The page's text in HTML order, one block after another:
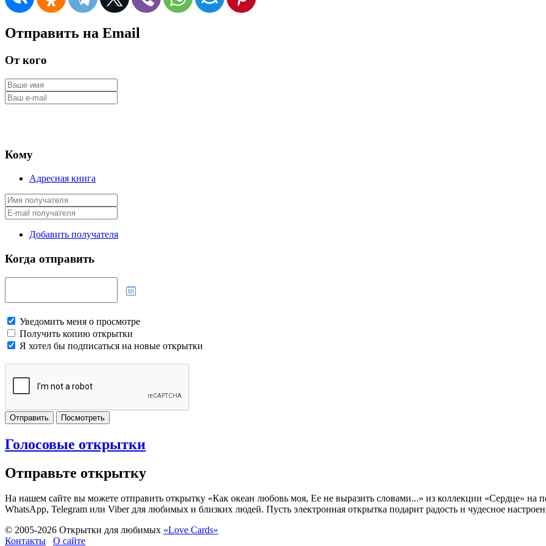
Отправить на Email
От кого
Кому
Адресная книга
Добавить получателя
Когда отправить
Уведомить меня о просмотре
Получить копию открытки
Я хотел бы подписаться на новые открытки
Отправить Посмотреть
Голосовые открытки
Отправьте открытку
На нашем сайте вы можете отправить открытку «Как океан любовь моя, Ее не выразить словами...» из коллекции «Сердце» на
WhatsApp, Telegram или Viber для любимых и близких людей. Пусть электронная открытка подарит радость и чудесное
© 2005-2026 Открытки для любимых «Love Cards»
Контакты
О сайте